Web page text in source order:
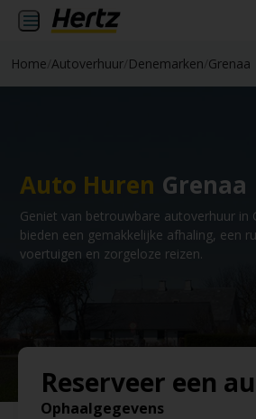
Home Autoverhuur Denemarken Grenaa
Auto Huren Grenaa
Geniet van betrouwbare autoverhuur in
bieden een gemakkelijke afhaling, een
voertuigen en zorgeloze reizen.
Reserveer een
Ophaalgegevens